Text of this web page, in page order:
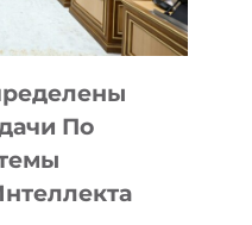
По